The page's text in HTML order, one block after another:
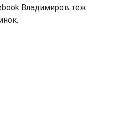
Владимиров теж